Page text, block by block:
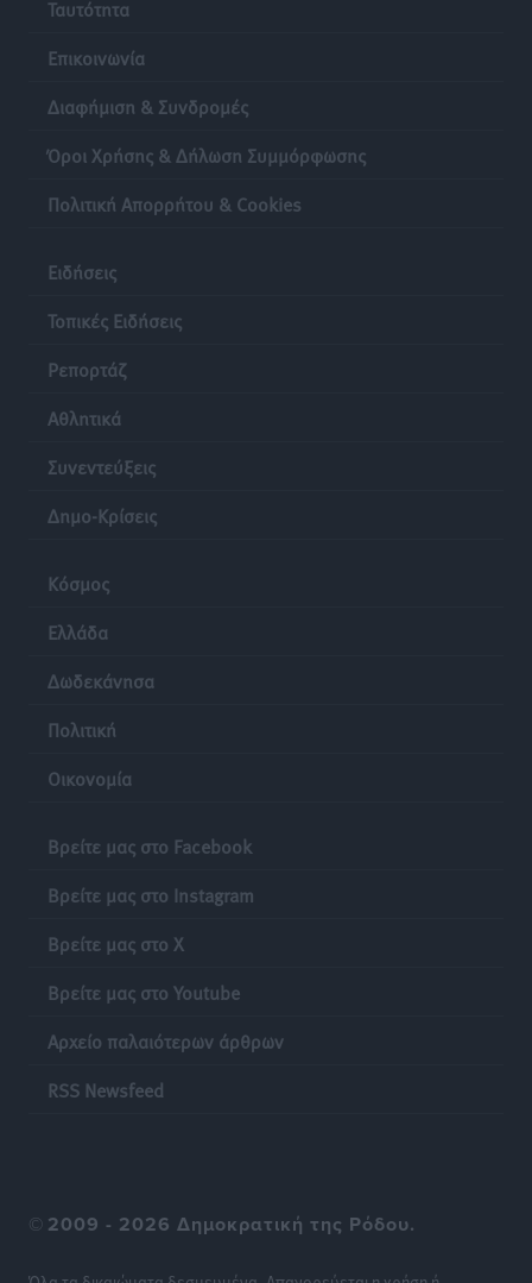
Ταυτότητα
Επικοινωνία
Διαφήμιση & Συνδρομές
Όροι Χρήσης & Δήλωση Συμμόρφωσης
Πολιτική Απορρήτου & Cookies
Ειδήσεις
Τοπικές Ειδήσεις
Ρεπορτάζ
Αθλητικά
Συνεντεύξεις
Δημο-Κρίσεις
Κόσμος
Ελλάδα
Δωδεκάνησα
Πολιτική
Οικονομία
Βρείτε μας στο Facebook
Βρείτε μας στο Instagram
Βρείτε μας στο X
Βρείτε μας στο Youtube
Αρχείο παλαιότερων άρθρων
RSS Newsfeed
© 2009 - 2026 Δημοκρατική της Ρόδου.